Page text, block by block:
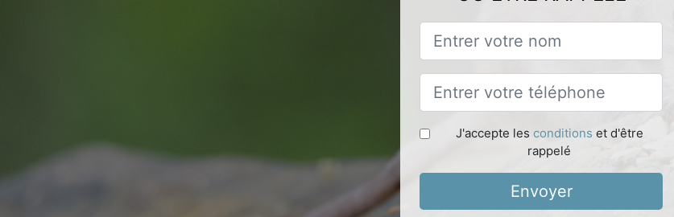
J'accepte les conditions et d'être
rappelé
Envoyer